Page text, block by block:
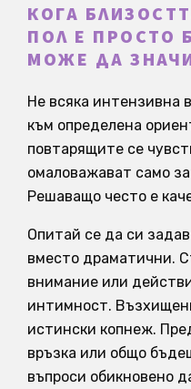
КОГА
ПОЛ Е ПРОСТО
МОЖЕ ДА
Не всяка интензивна
към определена
повтарящите се
омаловажават само
Решаващо често е
Опитай се да си
вместо драматични.
внимание или
интимност.
истински копнеж.
връзка или общо
въпроси обикновено